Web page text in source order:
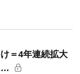
＝4年連続拡大
…